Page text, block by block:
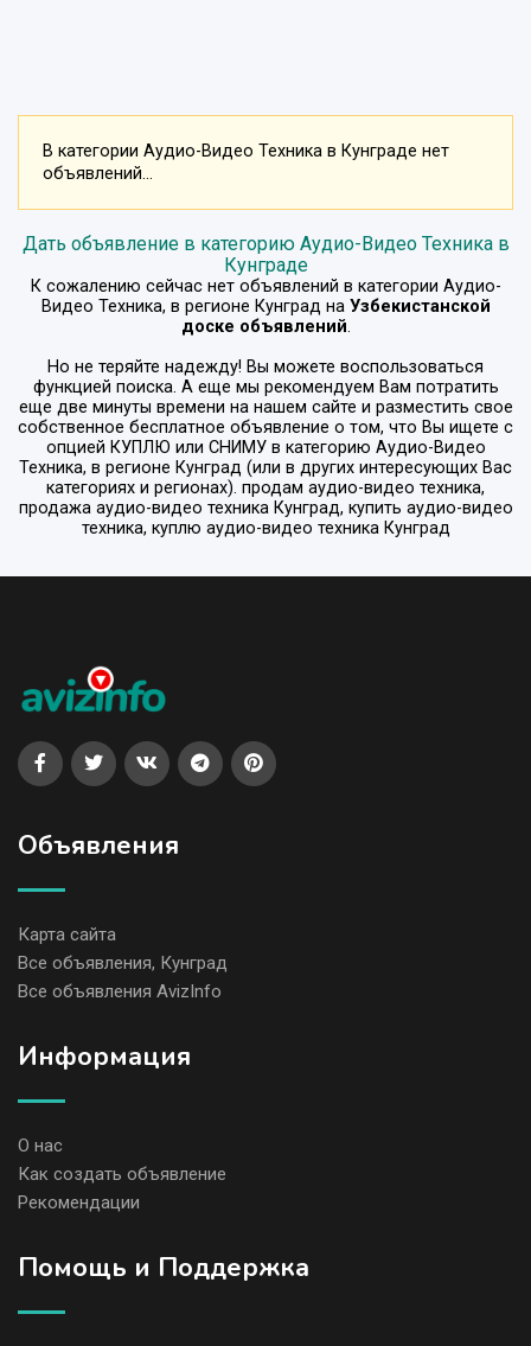
В категории Аудио-Видео Техника в Кунграде нет
объявлений...
Дать объявление в категорию Аудио-Видео Техника в
Кунграде
К сожалению сейчас нет объявлений в категории Аудио-
Видео Техника, в регионе Кунград на Узбекистанской
доске объявлений.
Но не теряйте надежду! Вы можете воспользоваться
функцией поиска. А еще мы рекомендуем Вам потратить
еще две минуты времени на нашем сайте и разместить свое
собственное бесплатное объявление о том, что Вы ищете с
опцией КУПЛЮ или СНИМУв категорию Аудио-Видео
Техника, в регионе Кунград (или в других интересующих Вас
категориях и регионах). продам аудио-видео техника,
продажа аудио-видео техника Кунград, купить аудио-видео
техника, куплю аудио-видео техника Кунград
Объявления
Карта сайта
Все объявления, Кунград
Все объявления AvizInfo
Информация
О нас
Как создать объявление
Рекомендации
Помощь и Поддержка